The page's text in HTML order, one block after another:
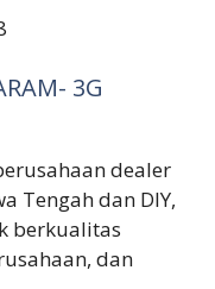
3G
dealer
Tengah dan DIY,
berkualitas
dan